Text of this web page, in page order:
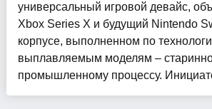
универсальный игровой девайс,
Xbox Series X и будущий Nintendo
корпусе, выполненном по
выплавляемым моделям –
промышленному процессу.